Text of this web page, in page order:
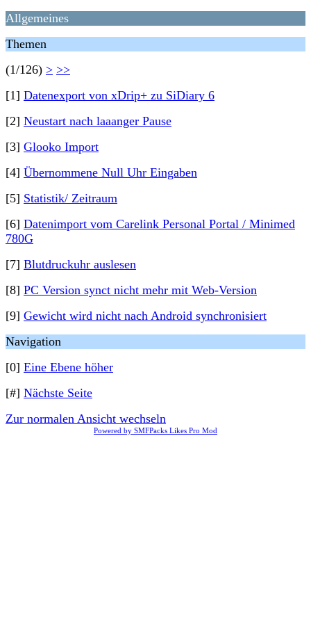
Allgemeines
Themen
(1/126) > >>
[1] Datenexport von xDrip+ zu SiDiary 6
[2] Neustart nach laaanger Pause
[3] Glooko Import
[4] Übernommene Null Uhr Eingaben
[5] Statistik/ Zeitraum
[6] Datenimport vom Carelink Personal Portal / Minimed
780G
[7] Blutdruckuhr auslesen
[8] PC Version synct nicht mehr mit Web-Version
[9] Gewicht wird nicht nach Android synchronisiert
Navigation
[0] Eine Ebene höher
[#] Nächste Seite
Zur normalen Ansicht wechseln
Powered by SMFPacks Likes Pro Mod